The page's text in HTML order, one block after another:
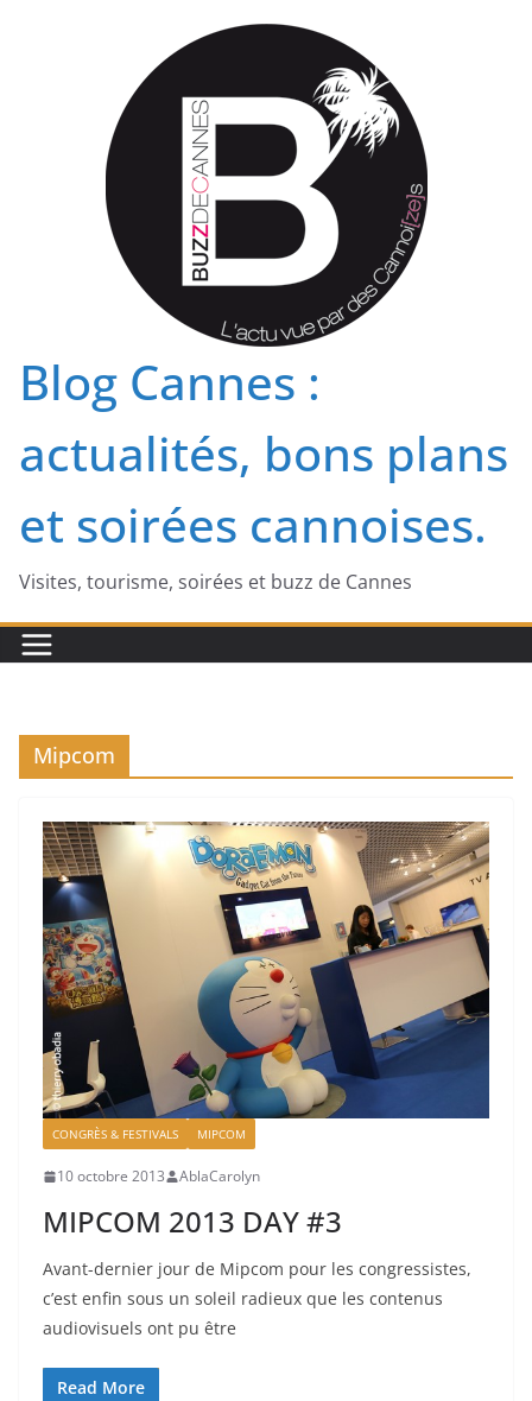
Blog Cannes :
actualités, bons plans
et soirées cannoises.
Visites, tourisme, soirées et buzz de Cannes
Mipcom
CONGRÈS & FESTIVALS MIPCOM
10 octobre 2013 AblaCarolyn
MIPCOM 2013 DAY #3
Avant-dernier jour de Mipcom pour les congressistes,
c’est enfin sous un soleil radieux que les contenus
audiovisuels ont pu être
Read More